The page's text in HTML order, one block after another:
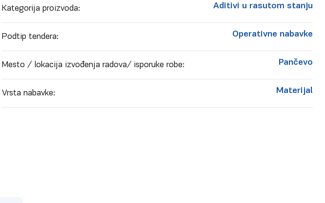
Kategorija proizvoda: Aditivi u rasutom stanju
Podtip tendera: Operativne nabavke
Mesto / lokacija izvođenja radova/ isporuke robe: Pančevo
Vrsta nabavke: Materijal